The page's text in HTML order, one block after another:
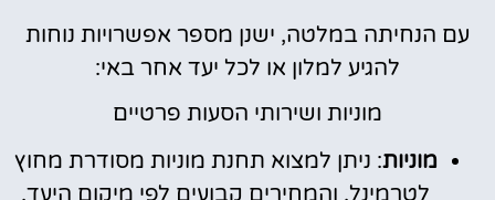
עם הנחיתה במלטה, ישנן מספר אפשרויות נוחות
להגיע למלון או לכל יעד אחר באי:
מוניות ושירותי הסעות פרטיים
מוניות: ניתן למצוא תחנת מוניות מסודרת מחוץ